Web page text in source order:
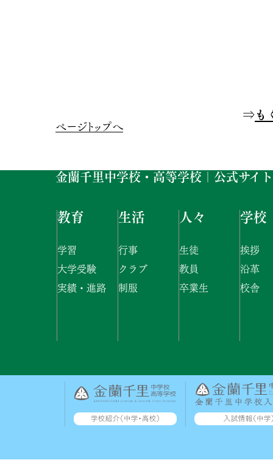
⇒も
ページトップへ
金蘭千里中学校・高等学校｜公式サイト
教育
学習
大学受験
実績・進路
生活
行事
クラブ
制服
人々
生徒
教員
卒業生
学校
挨拶
沿革
校舎